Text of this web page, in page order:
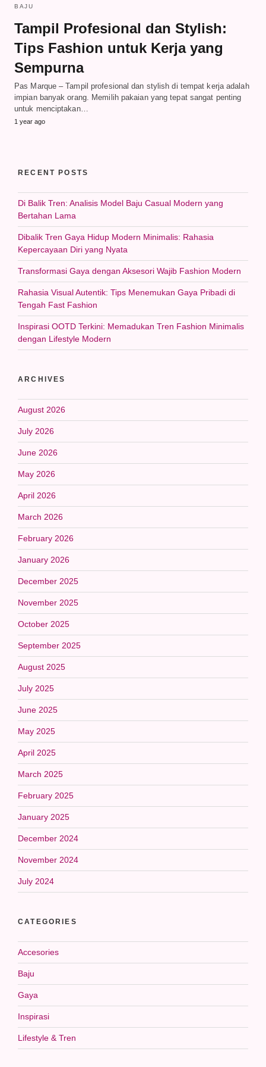
BAJU
Tampil Profesional dan Stylish:
Tips Fashion untuk Kerja yang
Sempurna
Pas Marque – Tampil profesional dan stylish di tempat kerja adalah
impian banyak orang. Memilih pakaian yang tepat sangat penting
untuk menciptakan…
1 year ago
RECENT POSTS
Di Balik Tren: Analisis Model Baju Casual Modern yang
Bertahan Lama
Dibalik Tren Gaya Hidup Modern Minimalis: Rahasia
Kepercayaan Diri yang Nyata
Transformasi Gaya dengan Aksesori Wajib Fashion Modern
Rahasia Visual Autentik: Tips Menemukan Gaya Pribadi di
Tengah Fast Fashion
Inspirasi OOTD Terkini: Memadukan Tren Fashion Minimalis
dengan Lifestyle Modern
ARCHIVES
August 2026
July 2026
June 2026
May 2026
April 2026
March 2026
February 2026
January 2026
December 2025
November 2025
October 2025
September 2025
August 2025
July 2025
June 2025
May 2025
April 2025
March 2025
February 2025
January 2025
December 2024
November 2024
July 2024
CATEGORIES
Accesories
Baju
Gaya
Inspirasi
Lifestyle & Tren